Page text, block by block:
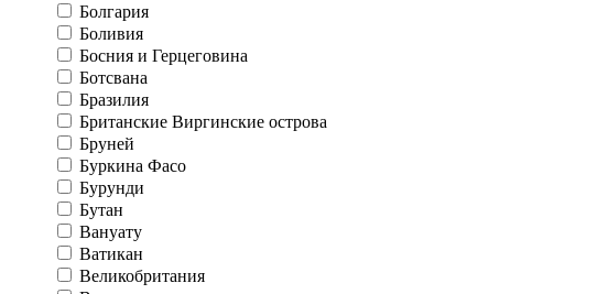
Болгария
Боливия
Босния и Герцеговина
Ботсвана
Бразилия
Британские Виргинские острова
Бруней
Буркина Фасо
Бурунди
Бутан
Вануату
Ватикан
Великобритания